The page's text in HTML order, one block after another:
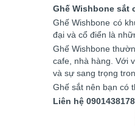
Ghế Wishbone sắt
Ghế Wishbone có
đại và cổ điển là
Ghế Wishbone
cafe, nhà hàng. Với
và sự sang trọng
Ghế sắt nên bạn có
Liên hệ